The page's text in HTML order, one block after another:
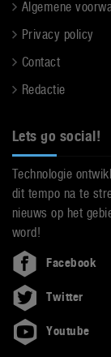
Algemene
Privacy policy
Contact
Redactie
Lets go social!
Technologie
dit tempo na te
nieuws op het
word!
Facebook
Twitter
Youtube